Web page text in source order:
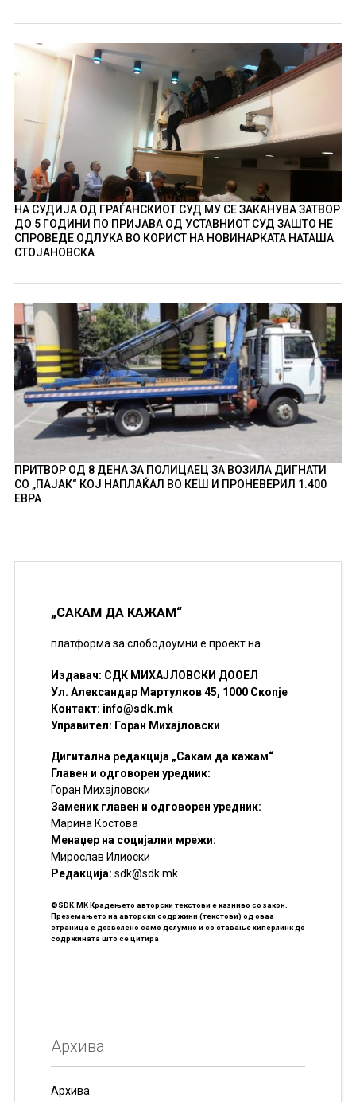
НА СУДИЈА ОД ГРАЃАНСКИОТ СУД МУ СЕ ЗАКАНУВА ЗАТВОР
ДО 5 ГОДИНИ ПО ПРИЈАВА ОД УСТАВНИОТ СУД ЗАШТО НЕ
СПРОВЕДЕ ОДЛУКА ВО КОРИСТ НА НОВИНАРКАТА НАТАША
СТОЈАНОВСКА
ПРИТВОР ОД 8 ДЕНА ЗА ПОЛИЦАЕЦ ЗА ВОЗИЛА ДИГНАТИ
СО „ПАЈАК“ КОЈ НАПЛАЌАЛ ВО КЕШ И ПРОНЕВЕРИЛ 1.400
ЕВРА
„САКАМ ДА КАЖАМ“
платформа за слободоумни е проект на
Издавач: СДК МИХАЈЛОВСКИ ДООЕЛ
Ул. Александар Мартулков 45, 1000 Скопје
Контакт: info@sdk.mk
Управител: Горан Михајловски
Дигитална редакција „Сакам да кажам“
Главен и одговорен уредник:
Горан Михајловски
Заменик главен и одговорен уредник:
Марина Костова
Менаџер на социјални мрежи:
Мирослав Илиоски
Редакцијa: sdk@sdk.mk
©SDK.MK Крадењето авторски текстови е казниво со закон.
Преземањето на авторски содржини (текстови) од оваа
страница е дозволено само делумно и со ставање хиперлинк до
содржината што се цитира
Архива
Архива